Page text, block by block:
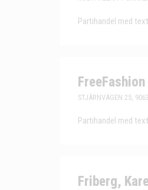
Partihandel med
STJÄRNVÄGEN 25,
Partihandel med
Friberg,